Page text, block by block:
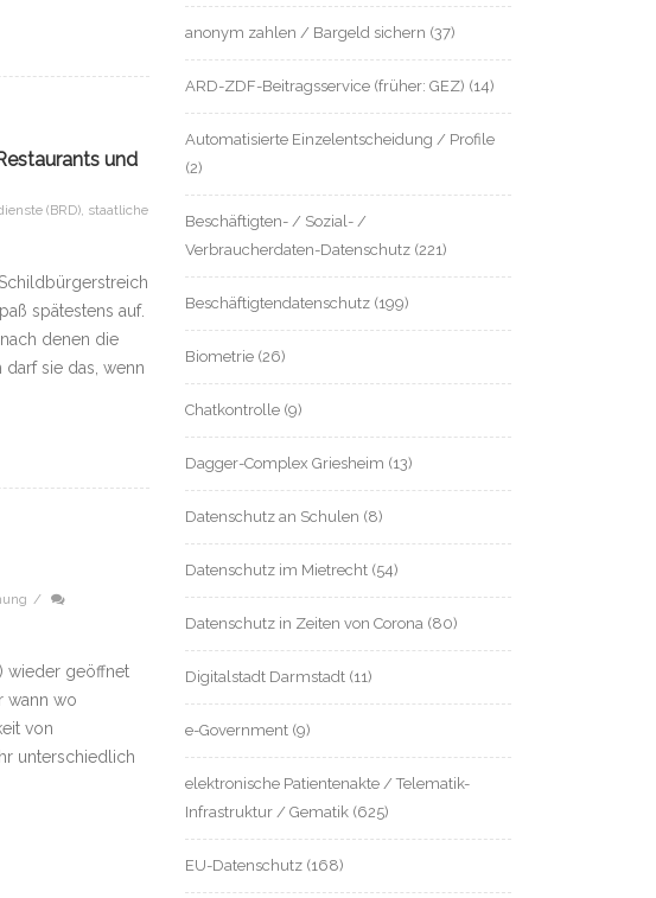
und
(BRD), staatliche
spätestens auf.
denen die
sie das, wenn
/
wieder geöffnet
wann wo
von
unterschiedlich
anonym zahlen / Bargeld sichern (37)
ARD-ZDF-Beitragsservice (früher: GEZ) (14)
Automatisierte Einzelentscheidung / Profile
(2)
Beschäftigten- / Sozial- /
Verbraucherdaten-Datenschutz (221)
Beschäftigtendatenschutz (199)
Biometrie (26)
Chatkontrolle (9)
Dagger-Complex Griesheim (13)
Datenschutz an Schulen (8)
Datenschutz im Mietrecht (54)
Datenschutz in Zeiten von Corona (80)
Digitalstadt Darmstadt (11)
e-Government (9)
elektronische Patientenakte / Telematik-
Infrastruktur / Gematik (625)
EU-Datenschutz (168)